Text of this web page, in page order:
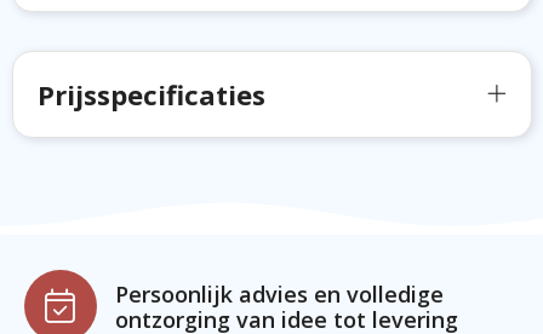
Prijsspecificaties
Persoonlijk advies en volledige
ontzorging van idee tot levering